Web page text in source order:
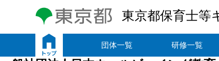
東京都保育士等
団体一覧 研修一覧